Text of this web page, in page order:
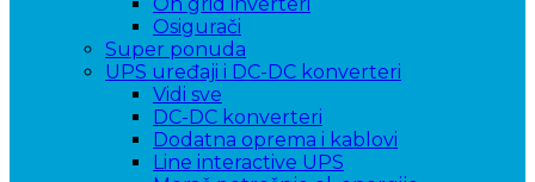
Osigurači
Super ponuda
UPS uređaji i DC-DC konverteri
Vidi sve
DC-DC konverteri
Dodatna oprema i kablovi
Line interactive UPS